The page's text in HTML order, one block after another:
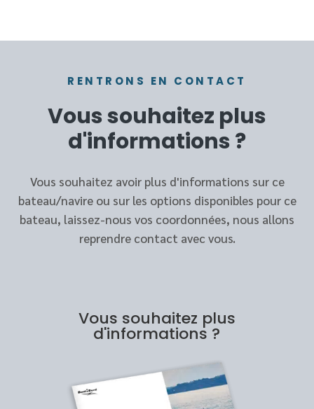
RENTRONS EN CONTACT
Vous souhaitez plus
d'informations ?
Vous souhaitez avoir plus d'informations sur ce
bateau/navire ou sur les options disponibles pour ce
bateau, laissez-nous vos coordonnées, nous allons
reprendre contact avec vous.
Vous souhaitez plus
d'informations ?